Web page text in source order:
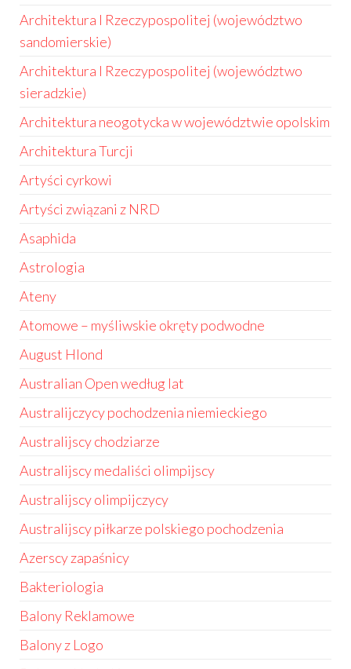
Architektura I Rzeczypospolitej (województwo
sandomierskie)
Architektura I Rzeczypospolitej (województwo
sieradzkie)
Architektura neogotycka w województwie opolskim
Architektura Turcji
Artyści cyrkowi
Artyści związani z NRD
Asaphida
Astrologia
Ateny
Atomowe – myśliwskie okręty podwodne
August Hlond
Australian Open według lat
Australijczycy pochodzenia niemieckiego
Australijscy chodziarze
Australijscy medaliści olimpijscy
Australijscy olimpijczycy
Australijscy piłkarze polskiego pochodzenia
Azerscy zapaśnicy
Bakteriologia
Balony Reklamowe
Balony z Logo